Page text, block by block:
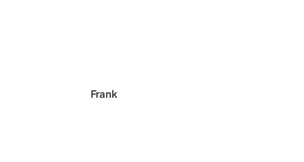
Frank
Frank Zielke